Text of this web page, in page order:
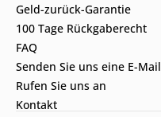
Geld-zurück-Garantie
100 Tage Rückgaberecht
FAQ
Senden Sie uns eine E-Mail
Rufen Sie uns an
Kontakt